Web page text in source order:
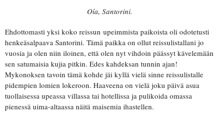
Oía, Santorini.
Ehdottomasti yksi koko reissun upeimmista paikoista oli odotetusti
henkeäsalpaava Santorini. Tämä paikka on ollut reissulistallani jo
vuosia ja olen niin iloinen, että olen nyt vihdoin päässyt kävelemään
sen satumaisia kujia pitkin. Edes kahdeksan tunnin ajan!
Mykonoksen tavoin tämä kohde jäi kyllä vielä sinne reissulistalle
pidempien lomien lokeroon. Haaveena on vielä joku päivä asua
tuollaisessa upeassa villassa tai hotellissa ja pulikoida omassa
pienessä uima-altaassa näitä maisemia ihastellen.